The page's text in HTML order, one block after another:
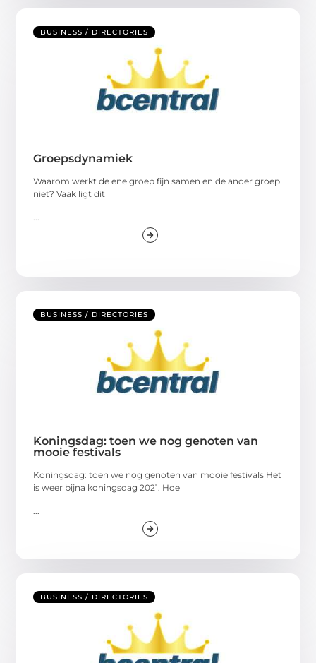
BUSINESS / DIRECTORIES
Groepsdynamiek
Waarom werkt de ene groep fijn samen en de ander groep
niet? Vaak ligt dit
BUSINESS / DIRECTORIES
Koningsdag: toen we nog genoten van
mooie festivals
Koningsdag: toen we nog genoten van mooie festivals Het
is weer bijna koningsdag 2021. Hoe
BUSINESS / DIRECTORIES